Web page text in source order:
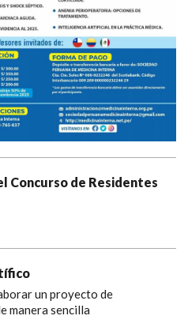
Concurso de Residentes
un proyecto de
manera sencilla